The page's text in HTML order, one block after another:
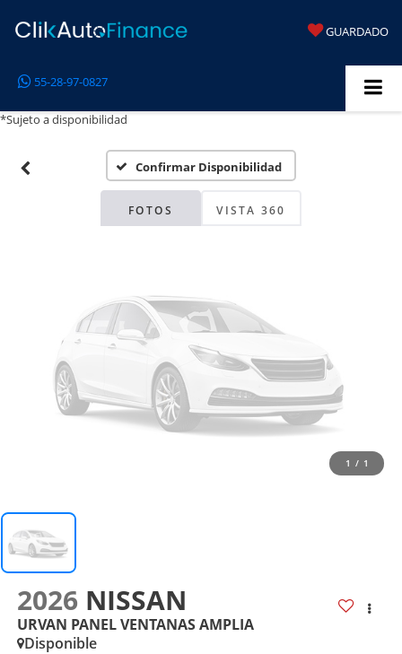
GUARDADO
55-28-97-0827
*Sujeto a disponibilidad
Confirmar Disponibilidad
FOTOS VISTA 360
Disponibles
Por favor, revise luego
1 / 1
2026 NISSAN
URVAN PANEL VENTANAS AMPLIA
Disponible